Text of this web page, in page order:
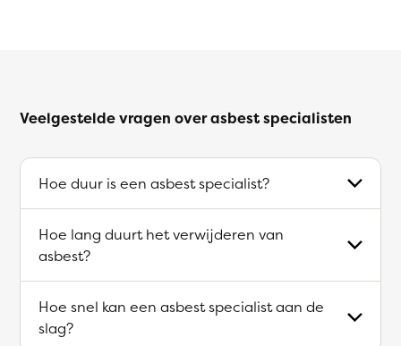
Veelgestelde vragen over asbest specialisten
Hoe duur is een asbest specialist?
Hoe lang duurt het verwijderen van
asbest?
Hoe snel kan een asbest specialist aan de
slag?